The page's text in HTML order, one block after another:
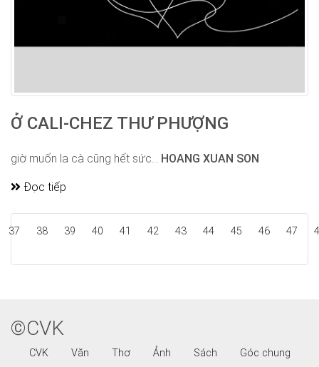
Ở CALI-CHEZ THƯ PHƯỢNG
giờ muốn la cà cũng hết sức... HOANG XUAN SON
Đọc tiếp
37 38 39 40 41 42 43 44 45 46 47
©CVK
CVK Văn Thơ Ảnh Sách
Góc chung